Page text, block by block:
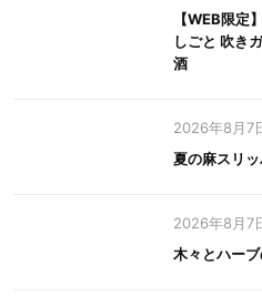
【WEB限定
しごと 吹き
酒
2026年8月7
夏の麻スリ
2026年8月7
木々とハー